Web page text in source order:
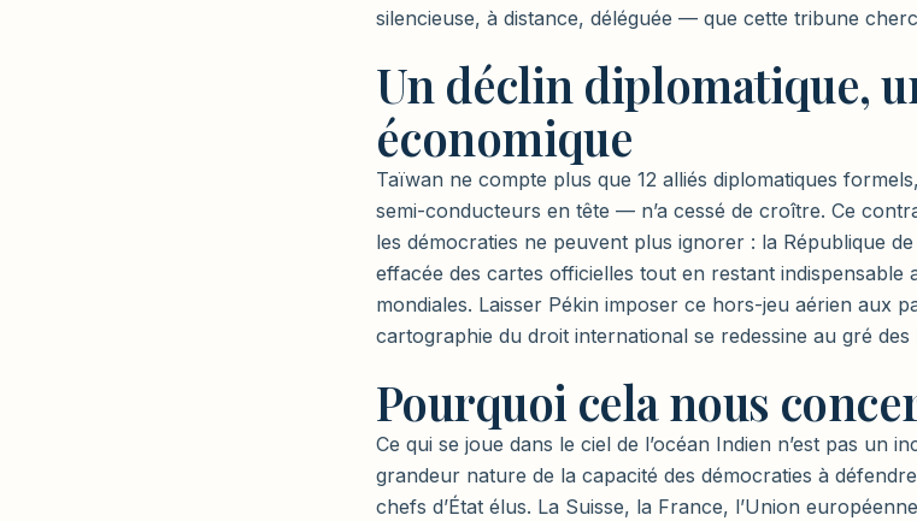
silencieuse, à distance, déléguée — que cette tribune
Un déclin diplomatique,
économique
Taïwan ne compte plus que 12 alliés diplomatiques
semi-conducteurs en tête — n’a cessé de croître. Ce
les démocraties ne peuvent plus ignorer : la République
effacée des cartes officielles tout en restant indispensable
mondiales. Laisser Pékin imposer ce hors-jeu aérien aux
cartographie du droit international se redessine au gré des
Pourquoi cela nous
Ce qui se joue dans le ciel de l’océan Indien n’est pas un
grandeur nature de la capacité des démocraties à
chefs d’État élus. La Suisse, la France, l’Union